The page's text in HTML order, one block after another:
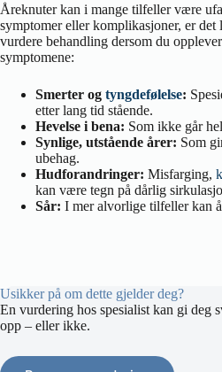
Åreknuter kan i mange tilfeller være
symptomer eller komplikasjoner, er
vurdere behandling dersom du
symptomene:
Smerter og tyngdefølelse:
etter lang tid stående.
Hevelse i bena: Som ikke går
Synlige, utstående årer: Som
ubehag.
Hudforandringer: Misfarging,
kan være tegn på dårlig
Sår: I mer alvorlige tilfeller kan
Usikker på om dette gjelder deg?
En vurdering hos spesialist kan gi deg
opp – eller ikke.